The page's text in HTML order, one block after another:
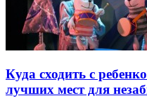
Куда сходить с
лучших мест для